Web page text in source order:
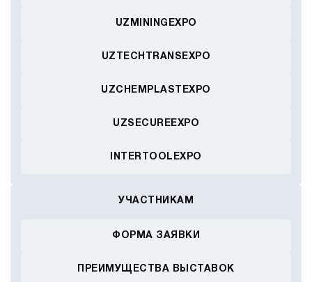
UZMININGEXPO
UZTECHTRANSEXPO
UZCHEMPLASTEXPO
UZSECUREEXPO
INTERTOOLEXPO
УЧАСТНИКАМ
ФОРМА ЗАЯВКИ
ПРЕИМУЩЕСТВА ВЫСТАВОК